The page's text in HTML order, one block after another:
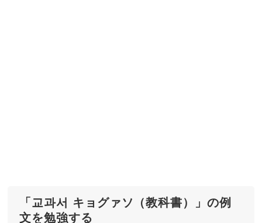
「교과서 キョグァソ（教科書）」の例
文を勉強する